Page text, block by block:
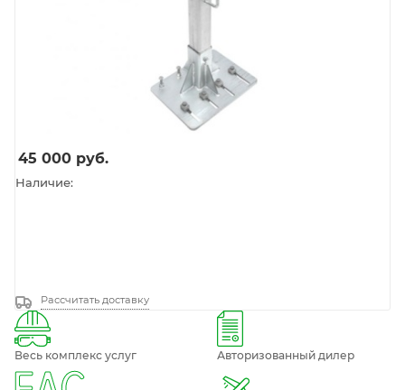
45 000 руб.
Наличие:
Рассчитать доставку
Весь комплекс услуг Авторизованный дилер